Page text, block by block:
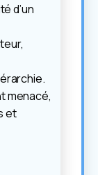
d’un
menacé,
et